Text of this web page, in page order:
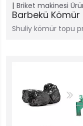
Briket makinesi
Barbekü Kömür
Shuliy kömür topu